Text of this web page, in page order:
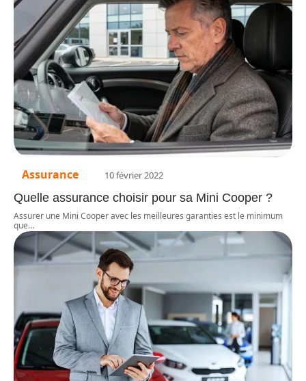
Assurance 10 février 2022
Quelle assurance choisir pour sa Mini Cooper ?
Assurer une Mini Cooper avec les meilleures garanties est le minimum
que…